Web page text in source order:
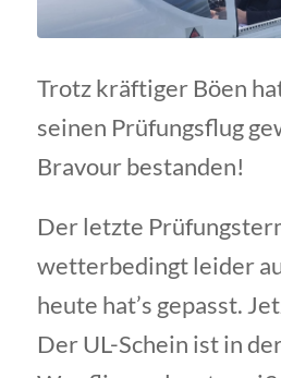
Trotz kräftiger Böen
seinen Prüfungsflug
Bravour bestanden!
Der letzte
wetterbedingt leider
heute hat’s gepasst.
Der UL-Schein ist in